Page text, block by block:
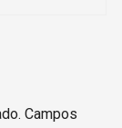
Campos